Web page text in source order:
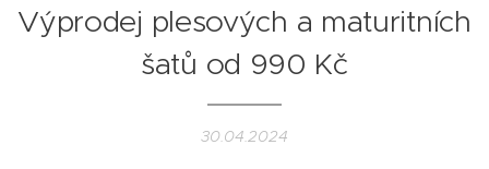
Výprodej plesových a maturitních
šatů od 990 Kč
30.04.2024